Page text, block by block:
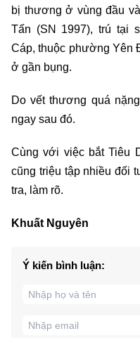
bị thương ở vùng đầu
Tấn (SN 1997), trú tại
Cáp, thuộc phường Yên
ở gần bụng.
Do vết thương quá
ngay sau đó.
Cùng với việc bắt Tiêu
cũng triệu tập nhiều đối
tra, làm rõ.
Khuất Nguyên
Ý kiến bình luận: